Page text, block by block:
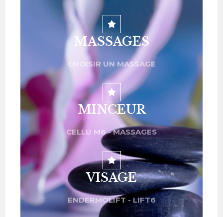
MASSAGES
CHOISIR UN MASSAGE
MINCEUR
CELLU M6 - MASSAGES
VISAGE
ENDERMOLIFT - LIFT6